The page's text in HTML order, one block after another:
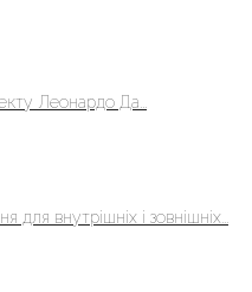
Леонардо Да...
для внутрішніх і зовнішніх...